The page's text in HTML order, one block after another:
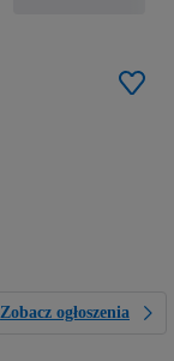
Zobacz ogłoszenia